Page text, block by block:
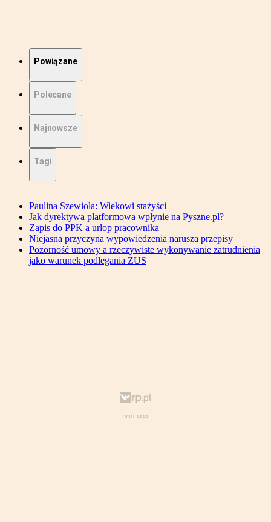
Powiązane
Polecane
Najnowsze
Tagi
Paulina Szewioła: Wiekowi stażyści
Jak dyrektywa platformowa wpłynie na Pyszne.pl?
Zapis do PPK a urlop pracownika
Niejasna przyczyna wypowiedzenia narusza przepisy
Pozorność umowy a rzeczywiste wykonywanie zatrudnienia
jako warunek podlegania ZUS